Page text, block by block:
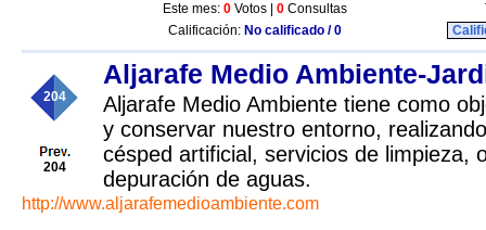
Este mes: 0 Votos | 0 Consultas
Calificación: No calificado / 0
204
204
Aljarafe Medio Ambiente-
Aljarafe Medio Ambiente tiene como
y conservar nuestro entorno,
césped artificial, servicios de limpieza,
depuración de aguas.
http://www.aljarafemedioambiente.com